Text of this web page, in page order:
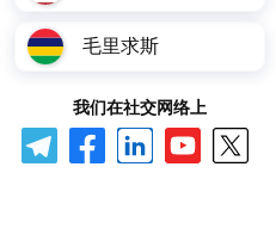
毛里求斯
我们在社交网络上